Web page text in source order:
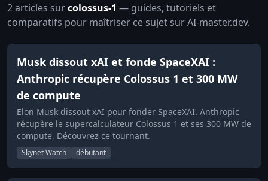
2 articles surcolossus-1 — guides, tutoriels et
comparatifs pour maîtriser ce sujet sur AI-master.dev.
Musk dissout xAI et fonde SpaceXAI :
Anthropic récupère Colossus 1 et 300 MW
de compute
Elon Musk dissout xAI pour fonder SpaceXAI. Anthropic
récupère le supercalculateur Colossus 1 et ses 300 MW de
compute. Découvrez ce tournant.
Skynet Watch débutant